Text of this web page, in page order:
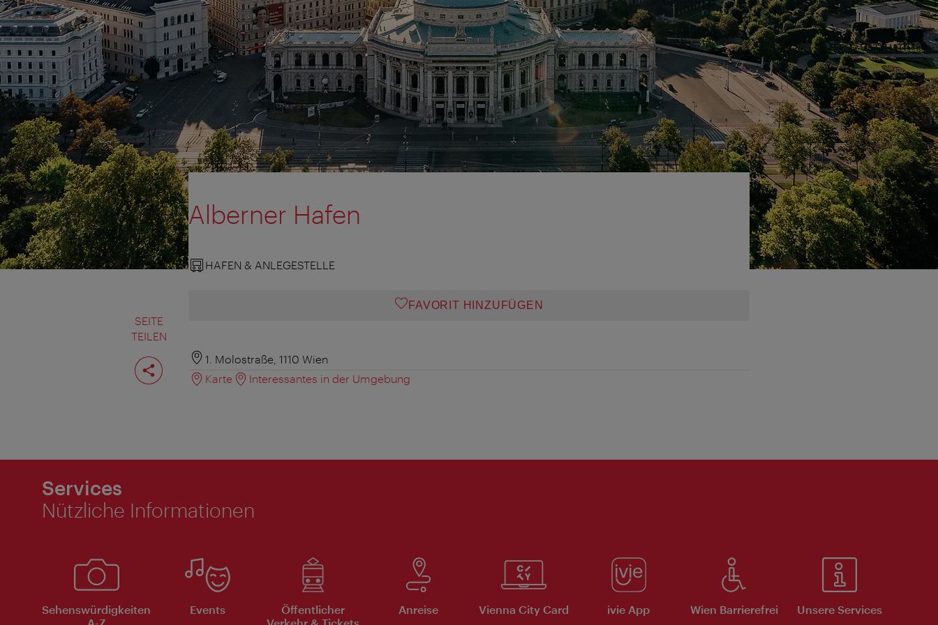
SEITE
TEILEN
Seite
teilen
Alberner Hafen
HAFEN & ANLEGESTELLE
FAVORIT HINZUFÜGEN
1. Molostraße, 1110 Wien
Karte
Interessantes in der Umgebung
Services
Nützliche Informationen
Sehenswürdigkeiten
Events
Öffentlicher
Anreise Vienna City Card ivie App Wien Barrierefrei Unsere Services